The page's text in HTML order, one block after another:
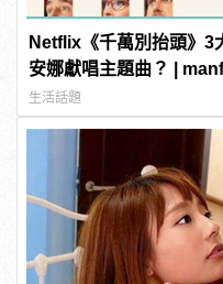
Netflix《千萬別抬頭》3
安娜獻唱主題曲？ |
生活話題